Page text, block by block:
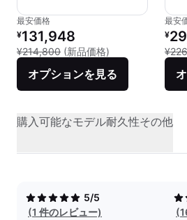
最安価格
リファービッシュ品の価格：
¥131,948
¥214,800 (新品価格) 新品との比較：
オプションを見る
最安
リフ
¥
購入可能なモデル耐久性その他
5/5
(1 件のレビュー)